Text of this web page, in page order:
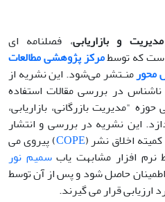
و بازاریابی، فصلنامه ای
است که توسطمرکز پژوهشی مطالعات
محورمنـتشر می‌شود. این نشریه از
در بررسی مقالات استفاده
"مدیریت بازرگانی، بازاریابی،
این نشریه در بررسی و انتشار
اخلاق نشر (COPE) پیروی می
نرم افزار مشابهت یابسمیم نور
اطمینان حاصل شود و پس از آن توسط
قرار می گیرند.